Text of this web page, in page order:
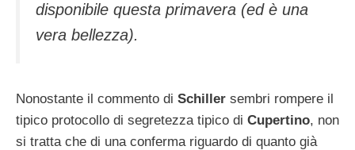
disponibile questa primavera (ed è una
vera bellezza).
Nonostante il commento di Schiller sembri rompere il
tipico protocollo di segretezza tipico di Cupertino, non
si tratta che di una conferma riguardo di quanto già